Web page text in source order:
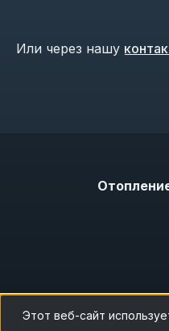
Или через нашу
Этот веб-сайт